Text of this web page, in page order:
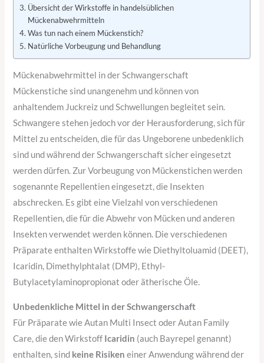
Übersicht der Wirkstoffe in handelsüblichen
Mückenabwehrmitteln
Was tun nach einem Mückenstich?
Natürliche Vorbeugung und Behandlung
Mückenabwehrmittel in der Schwangerschaft
Mückenstiche sind unangenehm und können von
anhaltendem Juckreiz und Schwellungen begleitet sein.
Schwangere stehen jedoch vor der Herausforderung, sich für
Mittel zu entscheiden, die für das Ungeborene unbedenklich
sind und während der Schwangerschaft sicher eingesetzt
werden dürfen. Zur Vorbeugung von Mückenstichen werden
sogenannte Repellentien eingesetzt, die Insekten
abschrecken. Es gibt eine Vielzahl von verschiedenen
Repellentien, die für die Abwehr von Mücken und anderen
Insekten verwendet werden können. Die verschiedenen
Präparate enthalten Wirkstoffe wie Diethyltoluamid (DEET),
Icaridin, Dimethylphtalat (DMP), Ethyl-
Butylacetylaminopropionat oder ätherische Öle.
Unbedenkliche Mittel in der Schwangerschaft
Für Präparate wie Autan Multi Insect oder Autan Family
Care, die den Wirkstoff Icaridin (auch Bayrepel genannt)
enthalten, sind keine Risiken einer Anwendung während der